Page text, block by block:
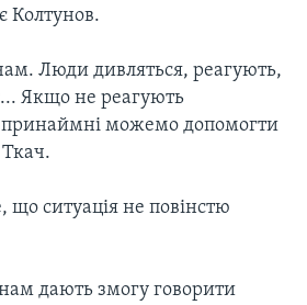
Колтунов.
Люди дивляться, реагують,
Якщо не реагують
принаймні можемо допомогти
що ситуація не повінстю
дають змогу говорити